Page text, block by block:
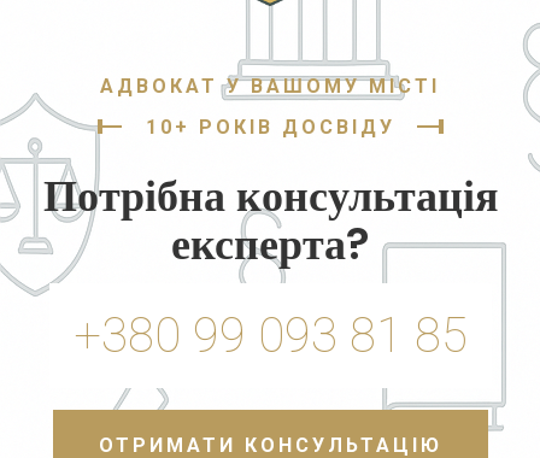
АДВОКАТ У ВАШОМУ МІСТІ
10+ РОКІВ ДОСВІДУ
Потрібна консультація
експерта?
+380 99 093 81 85
ОТРИМАТИ КОНСУЛЬТАЦІЮ